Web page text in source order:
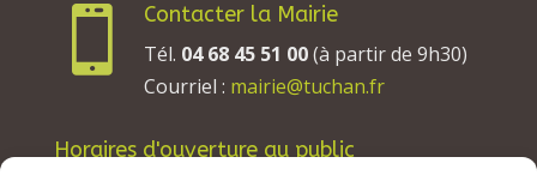

Contacter la Mairie
Tél. 04 68 45 51 00(à partir de 9h30)
Courriel : mairie@tuchan.fr
Horaires d'ouverture au public